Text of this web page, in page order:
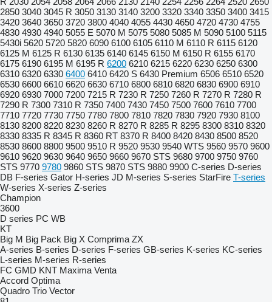
2850 3040 3045 R 3050 3130 3140 3200 3320 3340 3350 3400 3415
3420 3640 3650 3720 3800 4040 4055 4430 4650 4720 4730 4755
4830 4930 4940 5055 E 5070 M 5075 5080 5085 M 5090 5100 5115
5430i 5620 5720 5820 6090 6100 6105 6110 M 6110 R 6115 6120
6125 M 6125 R 6130 6135 6140 6145 6150 M 6150 R 6155 6170
6175 6190 6195 M 6195 R 6200 6210 6215 6220 6230 6250 6300
6310 6320 6330 6400 6410 6420 S 6430 Premium 6506 6510 6520
6530 6600 6610 6620 6630 6710 6800 6810 6820 6830 6900 6910
6920 6930 7000 7200 7215 R 7230 R 7250 7260 R 7270 R 7280 R
7290 R 7300 7310 R 7350 7400 7430 7450 7500 7600 7610 7700
7710 7720 7730 7750 7780 7800 7810 7820 7830 7920 7930 8100
8130 8200 8220 8230 8260 R 8270 R 8285 R 8295 8300 8310 8320
8330 8335 R 8345 R 8360 RT 8370 R 8400 8420 8430 8500 8520
8530 8600 8800 9500 9510 R 9520 9530 9540 WTS 9560 9570 9600
9610 9620 9630 9640 9650 9660 9670 STS 9680 9700 9750 9760
STS 9770 9780 9860 STS 9870 STS 9880 9900 C-series D-series
DB F-series Gator H-series JD M-series S-series StarFire T-series
W-series X-series Z-series
Champion
3600
D series PC WB
KT
Big M Big Pack Big X Comprima ZX
A-series B-series D-series F-series GB-series K-series KC-series
L-series M-series R-series
FC GMD KNT Maxima Venta
Accord Optima
Quadro Trio Vector